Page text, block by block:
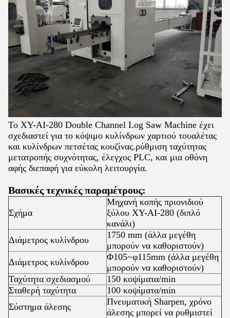
Το XY-AI-280 Double Channel Log Saw Machine έχει
σχεδιαστεί για το κόψιμο κυλίνδρων χαρτιού τουαλέτας
και κυλίνδρων πετσέτας κουζίνας.ρύθμιση ταχύτητας
μετατροπής συχνότητας, έλεγχος PLC, και μια οθόνη
αφής διεπαφή για εύκολη λειτουργία.
Βασικές τεχνικές παραμέτρους:
Σχήμα
Μηχανή κοπής πριονιδιού
ξύλου XY-AI-280 (διπλό
κανάλι)
Διάμετρος κυλίνδρου
1750 mm (άλλα μεγέθη
μπορούν να καθοριστούν)
Διάμετρος κυλίνδρου
Φ105~φ115mm (άλλα μεγέθη
μπορούν να καθοριστούν)
Ταχύτητα σχεδιασμού
150 κοψίματα/min
Σταθερή ταχύτητα
100 κοψίματα/min
Σύστημα άλεσης
Πνευματική Sharpen, χρόνο
άλεσης μπορεί να ρυθμιστεί